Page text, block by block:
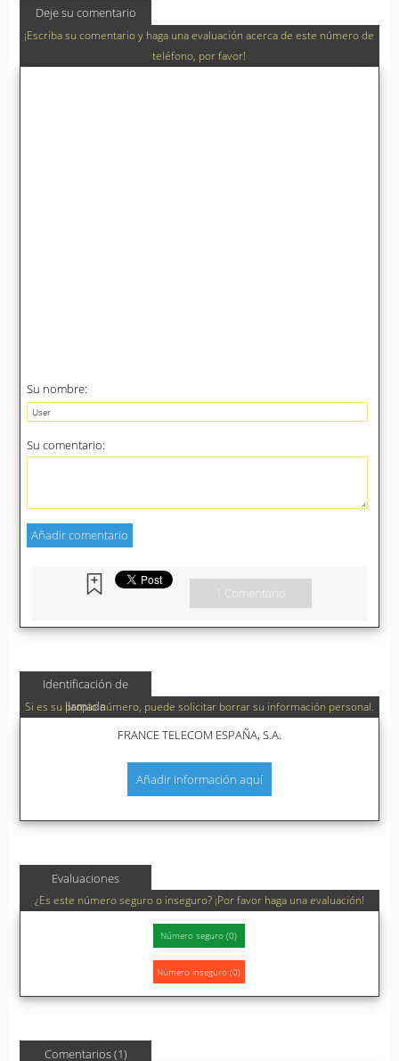
Deje su comentario
¡Escriba su comentario y haga una evaluación acerca de este número de
teléfono, por favor!
Su nombre:
Su comentario:
1 Comentario
Identificación de
llamada
Si es su propio número, puede solicitar borrar su información personal.
FRANCE TELECOM ESPAÑA, S.A.
Añadir información aquí
Evaluaciones
¿Es este número seguro o inseguro? ¡Por favor haga una evaluación!
Comentarios (1)